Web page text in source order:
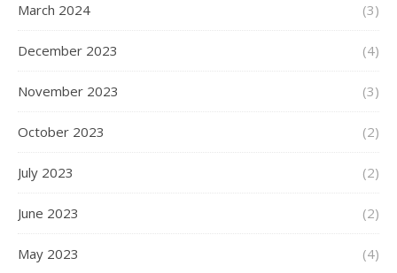
March 2024 (3)
December 2023 (4)
November 2023 (3)
October 2023 (2)
July 2023 (2)
June 2023 (2)
May 2023 (4)